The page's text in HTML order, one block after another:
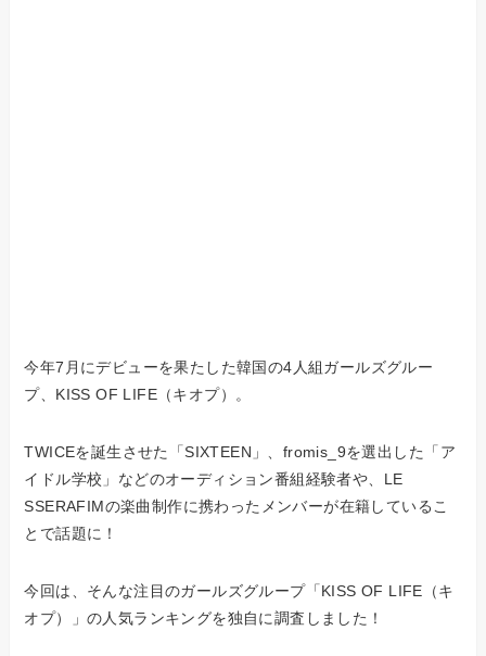
今年7月にデビューを果たした韓国の4人組ガールズグルー
プ、KISS OF LIFE（キオプ）。
TWICEを誕生させた「SIXTEEN」、fromis_9を選出した「ア
イドル学校」などのオーディション番組経験者や、LE
SSERAFIMの楽曲制作に携わったメンバーが在籍しているこ
とで話題に！
今回は、そんな注目のガールズグループ「KISS OF LIFE（キ
オプ）」の人気ランキングを独自に調査しました！